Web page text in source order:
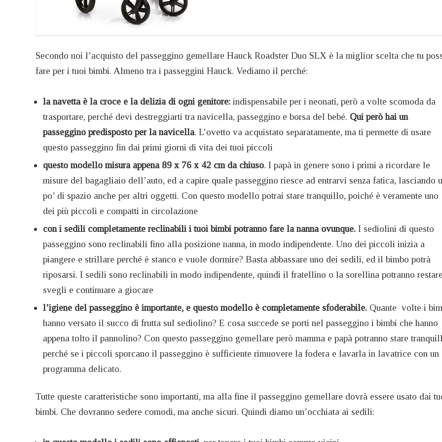
Secondo noi l’acquisto del passeggino gemellare Hauck Roadster Duo SLX è la miglior scelta che tu
fare per i tuoi bimbi. Almeno tra i passeggini Hauck. Vediamo il perché:
la navetta è la croce e la delizia di ogni genitore: indispensabile per i neonati, però a volte scomoda da
trasportare, perché devi destreggiarti tra navicella, passeggino e borsa del bebé. Qui però hai un
passeggino predisposto per la navicella. L’ovetto va acquistato separatamente, ma ti permette di usare
questo passeggino fin dai primi giorni di vita dei tuoi piccoli
questo modello misura appena 89 x 76 x 42 cm da chiuso. I papà in genere sono i primi a ricordare le
misure del bagagliaio dell’auto, ed a capire quale passeggino riesce ad entrarvi senza fatica, lasciando
po’ di spazio anche per altri oggetti. Con questo modello potrai stare tranquillo, poiché è veramente uno
dei più piccoli e compatti in circolazione
con i sedili completamente reclinabili i tuoi bimbi potranno fare la nanna ovunque. I sediolini di questo
passeggino sono reclinabili fino alla posizione nanna, in modo indipendente. Uno dei piccoli inizia a
piangere e strillare perché è stanco e vuole dormire? Basta abbassare uno dei sedili, ed il bimbo potrà
riposarsi. I sedili sono reclinabili in modo indipendente, quindi il fratellino o la sorellina potranno restare
svegli e continuare a giocare
l’igiene del passeggino è importante, e questo modello è completamente sfoderabile. Quante volte i
hanno versato il succo di frutta sul sediolino? E cosa succede se porti nel passeggino i bimbi che hanno
appena tolto il pannolino? Con questo passeggino gemellare però mamma e papà potranno stare
perché se i piccoli sporcano il passeggino è sufficiente rimuovere la fodera e lavarla in lavatrice con un
programma delicato.
Tutte queste caratteristiche sono importanti, ma alla fine il passeggino gemellare dovrà essere usato dai
bimbi. Che dovranno sedere comodi, ma anche sicuri. Quindi diamo un’occhiata ai sedili: